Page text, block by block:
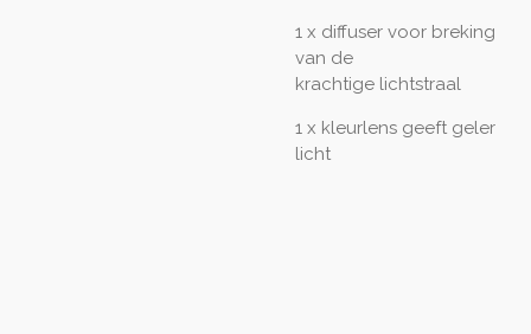
1 x diffuser voor breking
van de
krachtige lichtstraal
1 x kleurlens geeft geler
licht